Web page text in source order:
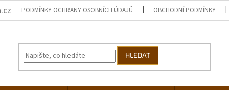
PODMÍNKY OCHRANY OSOBNÍCH ÚDAJŮ OBCHODNÍ PODMÍNKY
HLEDAT